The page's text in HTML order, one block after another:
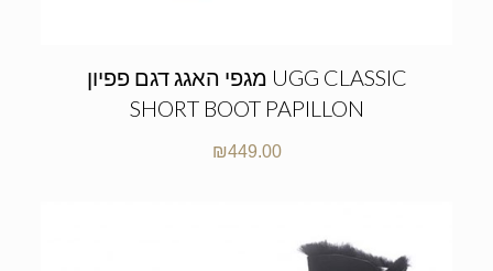
מגפי האגג דגם פפיון UGG CLASSIC
SHORT BOOT PAPILLON
₪449.00